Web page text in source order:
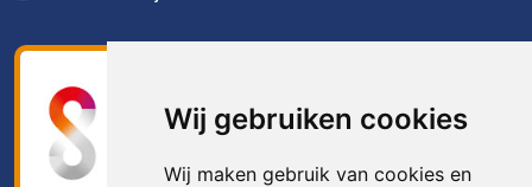
Wij gebruiken cookies
Wij maken gebruik van cookies en